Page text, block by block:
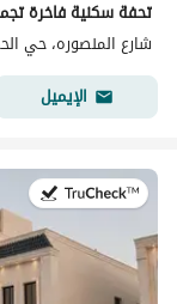
شارع المنصوره، حي
الإيميل